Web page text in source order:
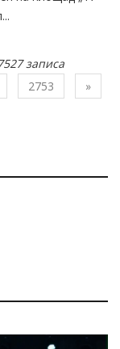
записа
2753 »